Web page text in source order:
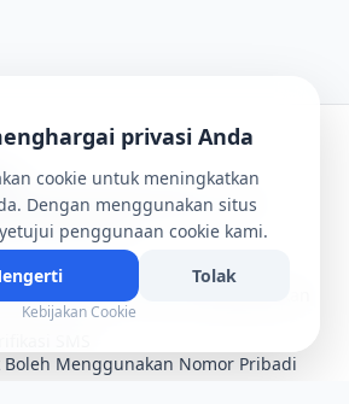
Hubungi KamiKebijakan Privasi
Peta Situs
Anda Secara Online Menggunakan
SMS
Menggunakan Nomor Pribadi
privasi Anda
cookie untuk meningkatkan
Dengan menggunakan situs
penggunaan cookie kami.
Tolak
Kebijakan Cookie